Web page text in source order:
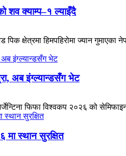
शव क्याम्प–१ ल्याइँदै
क्षेत्रमा हिमपहिरोमा ज्यान गुमाएका
अब इंग्ल्यान्डसँग भेट
फिफा विश्वकप २०२६ को
मा स्थान सुरक्षित